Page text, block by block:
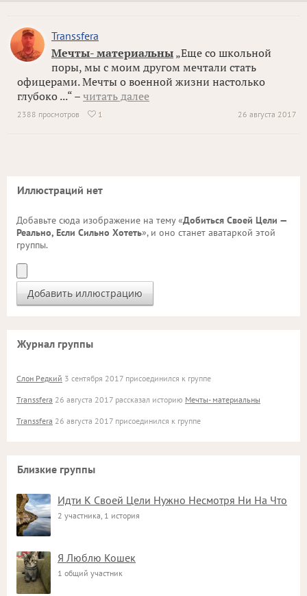
Transsfera
Мечты- материальны „Еще со школьной
поры, мы с моим другом мечтали стать
офицерами. Мечты о военной жизни настолько
глубоко ...“ – читать далее
26 августа 2017
2388 просмотров  1
Иллюстраций нет
Добавьте сюда изображение на тему «Добиться Своей Цели —
Реально, Если Сильно Хотеть», и оно станет аватаркой этой
группы.
Журнал группы
Слон Редкий 3 сентября 2017 присоединился к группе
Transsfera 26 августа 2017 рассказал историю Мечты- материальны
Transsfera 26 августа 2017 присоединился к группе
Близкие группы
Идти К Своей Цели Нужно Несмотря Ни На Что
2 участника, 1 история
Я Люблю Кошек
1 общий участник